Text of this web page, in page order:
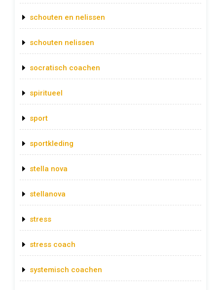
schouten en nelissen
schouten nelissen
socratisch coachen
spiritueel
sport
sportkleding
stella nova
stellanova
stress
stress coach
systemisch coachen